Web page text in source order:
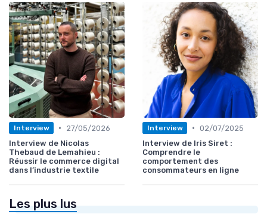
Interview •
27/05/2026
Interview de Nicolas
Thebaud de Lemahieu :
Réussir le commerce digital
dans l’industrie textile
Interview • 02/07/2025
Interview de Iris Siret :
Comprendre le
comportement des
consommateurs en ligne
Les plus lus